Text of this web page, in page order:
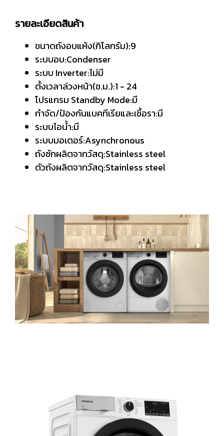
รายละเอียดสินค้า
ขนาดถังอบแห้ง(กิโลกรัม):9
ระบบอบ:Condenser
ระบบ Inverter:ไม่มี
ตั้งเวลาล่วงหน้า(ช.ม.):1 - 24
โปรแกรม Standby Mode:มี
กำจัด/ป้องกันแบคทีเรียและเชี้อรา:มี
ระบบไอน้ำ:มี
ระบบมอเตอร์:Asynchronous
ถังซักผลิตจากวัสดุ:Stainless steel
ตัวถังผลิตจากวัสดุ:Stainless steel